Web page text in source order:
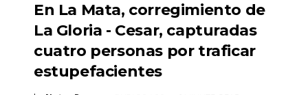
En La Mata, corregimiento de
La Gloria - Cesar, capturadas
cuatro personas por traficar
estupefacientes